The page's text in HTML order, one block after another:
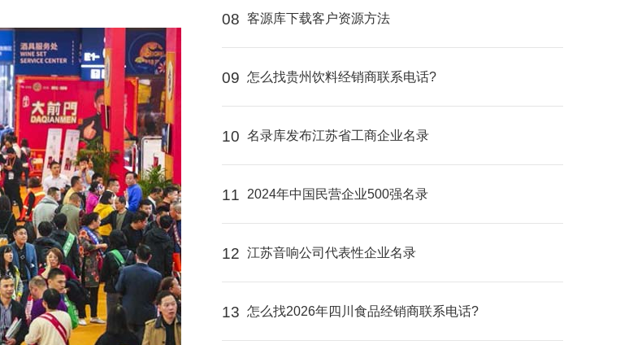
08 客源库下载客户资源方法
09 怎么找贵州饮料经销商联系电话?
10 名录库发布江苏省工商企业名录
11 2024年中国民营企业500强名录
12 江苏音响公司代表性企业名录
13 怎么找2026年四川食品经销商联系电话?